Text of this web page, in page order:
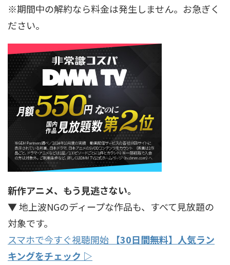
※期間中の解約なら料金は発生しません。お急ぎく
ださい。
新作アニメ、もう見逃さない。
▼ 地上波NGのディープな作品も、すべて見放題の
対象です。
スマホで今すぐ視聴開始
【30日間無料】人気ラン
キングをチェック ▷